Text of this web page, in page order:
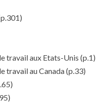
travail aux Etats-Unis (p.1)
travail au Canada(p.33)